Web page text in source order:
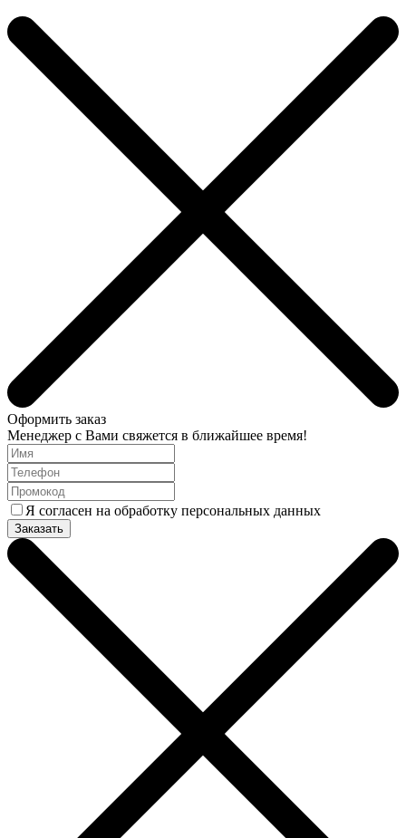
Оформить заказ
Менеджер с Вами свяжется в ближайшее время!
Я согласен на обработку персональных данных
Заказать